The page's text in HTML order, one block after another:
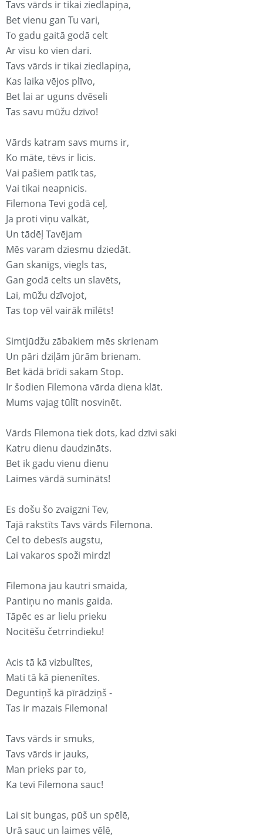
Tavs vārds ir tikai ziedlapiņa,
Bet vienu gan Tu vari,
To gadu gaitā godā celt
Ar visu ko vien dari.
Tavs vārds ir tikai ziedlapiņa,
Kas laika vējos plīvo,
Bet lai ar uguns dvēseli
Tas savu mūžu dzīvo!
Vārds katram savs mums ir,
Ko māte, tēvs ir licis.
Vai pašiem patīk tas,
Vai tikai neapnicis.
Filemona Tevi godā ceļ,
Ja proti viņu valkāt,
Un tādēļ Tavējam
Mēs varam dziesmu dziedāt.
Gan skanīgs, viegls tas,
Gan godā celts un slavēts,
Lai, mūžu dzīvojot,
Tas top vēl vairāk mīlēts!
Simtjūdžu zābakiem mēs skrienam
Un pāri dziļām jūrām brienam.
Bet kādā brīdi sakam Stop.
Ir šodien Filemona vārda diena klāt.
Mums vajag tūlīt nosvinēt.
Vārds Filemona tiek dots, kad dzīvi sāki
Katru dienu daudzināts.
Bet ik gadu vienu dienu
Laimes vārdā sumināts!
Es došu šo zvaigzni Tev,
Tajā rakstīts Tavs vārds Filemona.
Cel to debesīs augstu,
Lai vakaros spoži mirdz!
Filemona jau kautri smaida,
Pantiņu no manis gaida.
Tāpēc es ar lielu prieku
Nocitēšu četrrindieku!
Acis tā kā vizbulītes,
Mati tā kā pienenītes.
Deguntiņš kā pīrādziņš -
Tas ir mazais Filemona!
Tavs vārds ir smuks,
Tavs vārds ir jauks,
Man prieks par to,
Ka tevi Filemona sauc!
Lai sit bungas, pūš un spēlē,
Urā sauc un laimes vēlē,